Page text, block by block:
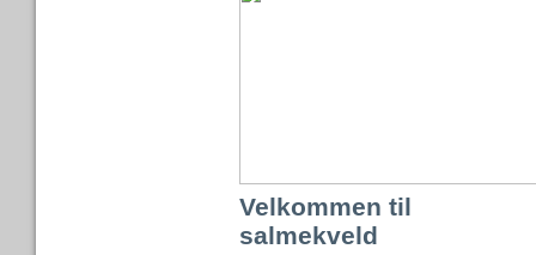
Velkommen til
salmekveld